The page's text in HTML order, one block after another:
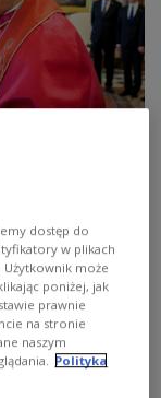
audience,
moment,"
and farewell
nears its end.
dostęp do
w plikach
może
poniżej, jak
prawnie
na stronie
naszym
Polityka